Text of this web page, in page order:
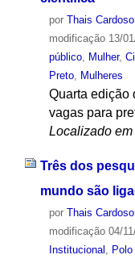
por Thais Cardoso
modificação13/
público, Mulher,
Preto, Mulheres
Quarta edição
vagas para
Localizado em
Três dos
mundo são
por Thais Cardoso
modificação04/
Institucional